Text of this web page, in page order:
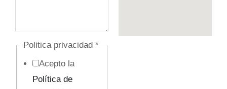
o Politica privacidad *
Acepto la
Política de